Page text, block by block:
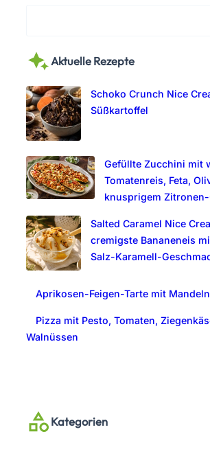
r
h
Aktuelle Rezepte
Schoko Crunch Nice
Süßkartoffel
Gefüllte Zucchini mit
Tomatenreis, Feta,
knusprigem
Salted Caramel Nice
cremigste Bananeneis
Salz-Karamell-
Aprikosen-Feigen-Tarte mit
Pizza mit Pesto, Tomaten,
Walnüssen
Kategorien